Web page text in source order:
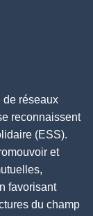
de réseaux
reconnaissent
(ESS).
et
favorisant
du champ